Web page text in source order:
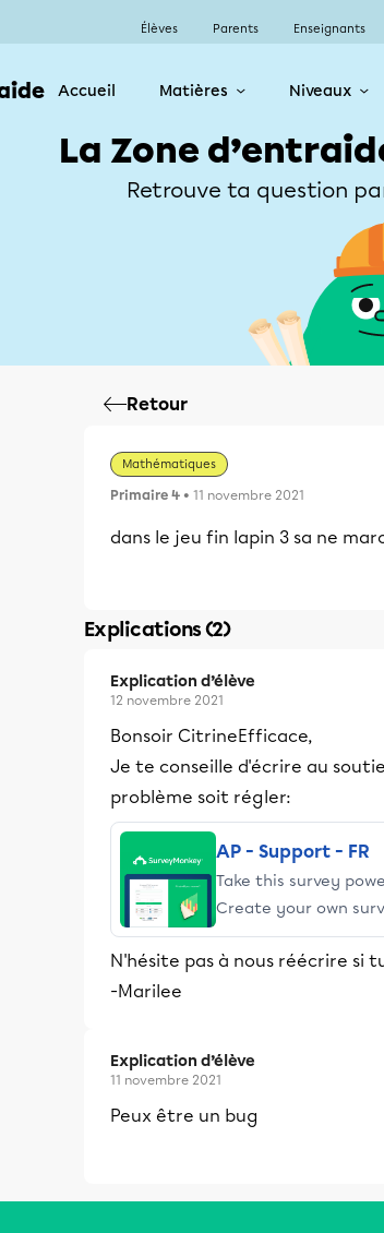
Élèves Parents Enseignants
Accueil Matières Niveaux
La Zone
Retrouve ta question
Retour
Mathématiques
Primaire 4 • 11 novembre 2021
dans le jeu fin lapin 3 sa ne
Explications (2)
Explication d’élève
12 novembre 2021
Bonsoir CitrineEfficace,
Je te conseille d'écrire au
problème soit régler:
AP - Support - FR
Take this survey
Create your own
N'hésite pas à nous réécrire si
-Marilee
Explication d’élève
11 novembre 2021
Peux être un bug